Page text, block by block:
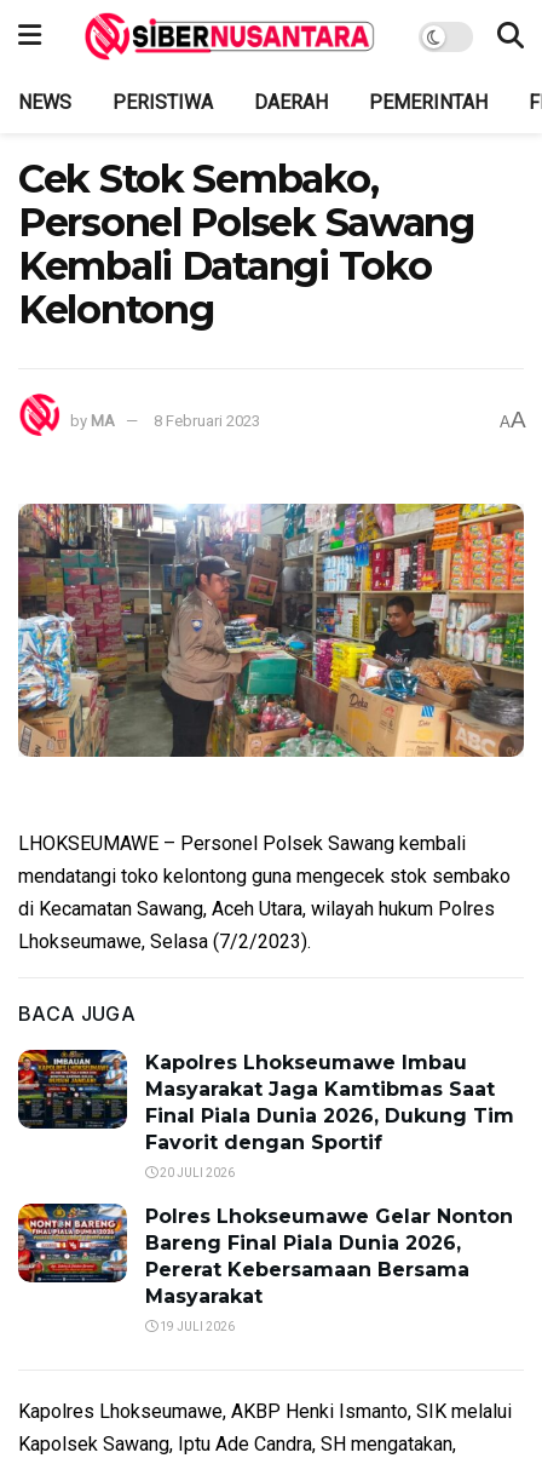
NEWS PERISTIWA DAERAH PEMERINTAH
Cek Stok Sembako,
Personel Polsek Sawang
Kembali Datangi Toko
Kelontong
by MA 8 Februari 2023 AA
LHOKSEUMAWE – Personel Polsek Sawang kembali
mendatangi toko kelontong guna mengecek stok sembako
di Kecamatan Sawang, Aceh Utara, wilayah hukum Polres
Lhokseumawe, Selasa (7/2/2023).
BACA JUGA
Kapolres Lhokseumawe Imbau
Masyarakat Jaga Kamtibmas Saat
Final Piala Dunia 2026, Dukung Tim
Favorit dengan Sportif
20 JULI 2026
Polres Lhokseumawe Gelar Nonton
Bareng Final Piala Dunia 2026,
Pererat Kebersamaan Bersama
Masyarakat
19 JULI 2026
Kapolres Lhokseumawe, AKBP Henki Ismanto, SIK melalui
Kapolsek Sawang, Iptu Ade Candra, SH mengatakan,